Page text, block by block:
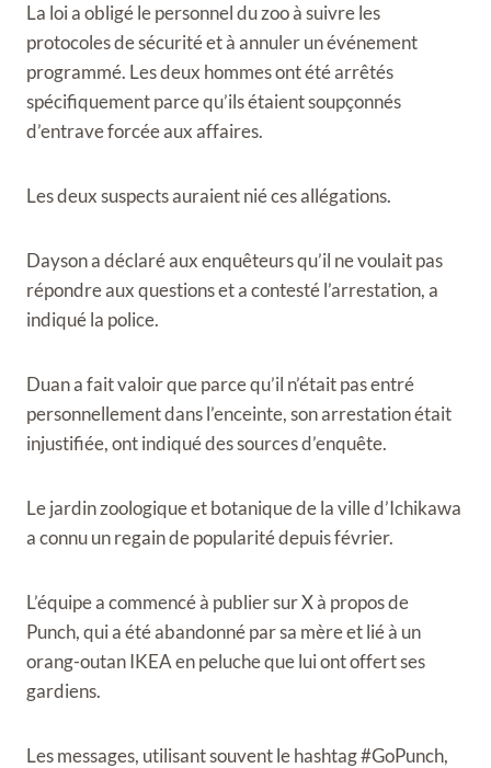
La loi a obligé le personnel du zoo à suivre les
protocoles de sécurité et à annuler un événement
programmé. Les deux hommes ont été arrêtés
spécifiquement parce qu’ils étaient soupçonnés
d’entrave forcée aux affaires.
Les deux suspects auraient nié ces allégations.
Dayson a déclaré aux enquêteurs qu’il ne voulait pas
répondre aux questions et a contesté l’arrestation, a
indiqué la police.
Duan a fait valoir que parce qu’il n’était pas entré
personnellement dans l’enceinte, son arrestation était
injustifiée, ont indiqué des sources d’enquête.
Le jardin zoologique et botanique de la ville d’Ichikawa
a connu un regain de popularité depuis février.
L’équipe a commencé à publier sur X à propos de
Punch, qui a été abandonné par sa mère et lié à un
orang-outan IKEA en peluche que lui ont offert ses
gardiens.
Les messages, utilisant souvent le hashtag #GoPunch,